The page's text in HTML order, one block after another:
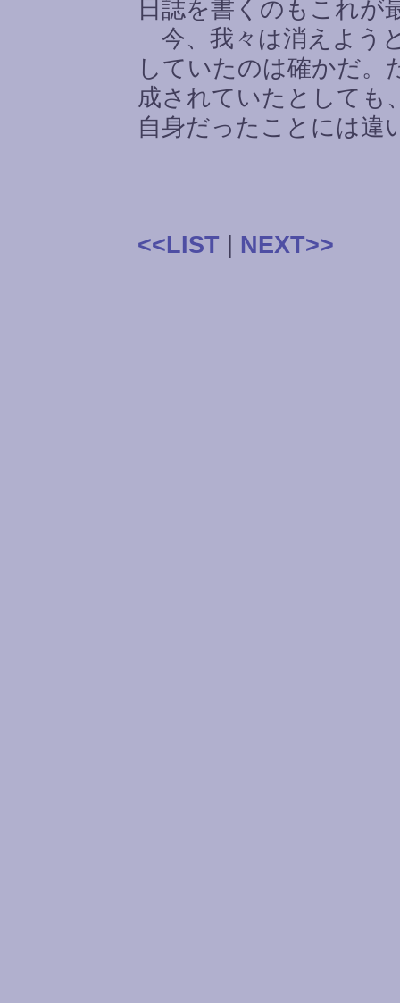
日誌を書くのもこれが
今、我々は消えよう
していたのは確かだ。
成されていたとしても
自身だったことには違
<<LIST NEXT>>